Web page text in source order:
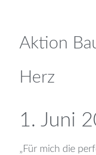
Aktion
Herz
1. Juni
„Für mich die